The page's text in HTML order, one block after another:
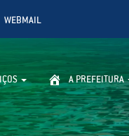
WEBMAIL
A PREFEITURA